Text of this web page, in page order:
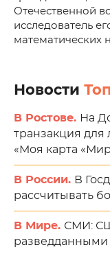
Отечественной
исследователь
математических
Новости
В Ростове. На
транзакция для
«Моя карта
В России. В
рассчитывать
В Мире. СМИ:
разведданными